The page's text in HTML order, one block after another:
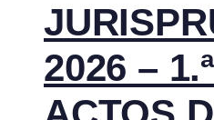
2026 –